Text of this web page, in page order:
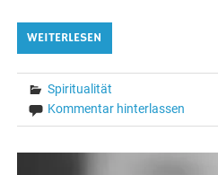
WEITERLESEN
Spiritualität
Kommentar hinterlassen